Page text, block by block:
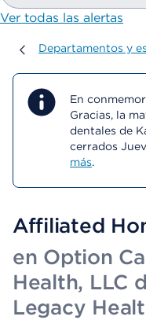
Ver todas las alertas
Departamentos y
Departamentos y
En
Gracias, la
dentales de
cerrados
más.
Affiliated
en Option
Health, LLC
Legacy